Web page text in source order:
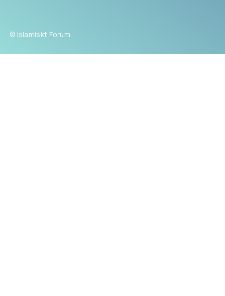
© Islamiskt Forum